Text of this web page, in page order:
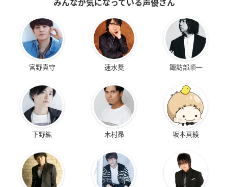
みんなが気になっている声優さん
宮野真守 速水奨 諏訪部順一
下野紘 木村昴 坂本真綾